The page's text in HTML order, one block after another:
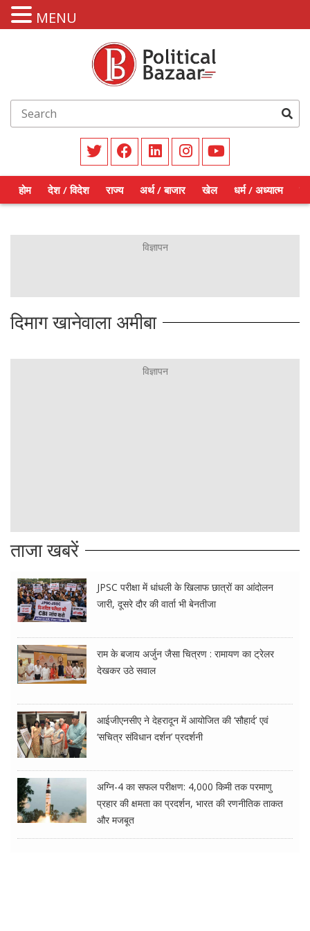
होम देश / विदेश राज्य अर्थ / बाजार खेल धर्म / अध्यात्म
दिमाग खानेवाला अमीबा
ताजा खबरें
JPSC परीक्षा में धांधली के खिलाफ छात्रों का आंदोलन
जारी, दूसरे दौर की वार्ता भी बेनतीजा
राम के बजाय अर्जुन जैसा चित्रण : रामायण का ट्रेलर
देखकर उठे सवाल
आईजीएनसीए ने देहरादून में आयोजित की ‘सौहार्द’ एवं
‘सचित्र संविधान दर्शन’ प्रदर्शनी
अग्नि-4 का सफल परीक्षण: 4,000 किमी तक परमाणु
प्रहार की क्षमता का प्रदर्शन, भारत की रणनीतिक ताकत
और मजबूत
MENU